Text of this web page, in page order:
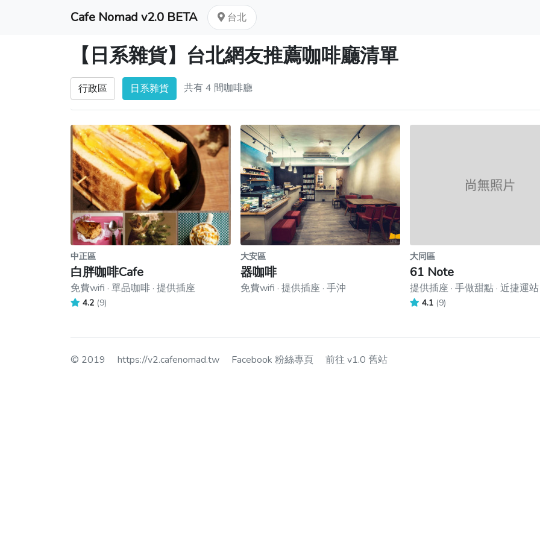
Cafe Nomad v2.0 BETA 台北
【日系雜貨】台北網友推薦咖啡廳清單
行政區 日系雜貨 共有 4 間咖啡廳
中正區
白胖咖啡Cafe
免費wifi · 單品咖啡 · 提供插座
4.2 (9)
大安區
器咖啡
免費wifi · 提供插座 · 手沖
大同區
61 Note
提供插座 · 手做甜點 · 近捷運站
4.1 (9)
© 2019 https://v2.cafenomad.tw Facebook 粉絲專頁 前往 v1.0 舊站